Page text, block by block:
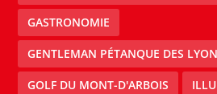
GASTRONOMIE
GENTLEMAN PÉTANQUE DES
GOLF DU MONT-D'ARBOIS